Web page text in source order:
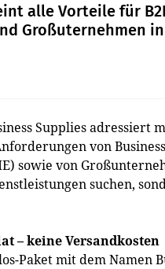
alle Vorteile für
Großuternehmen in
Supplies adressiert
von
sowie von
suchen,
– keine Versandkosten
Paket mit dem Namen